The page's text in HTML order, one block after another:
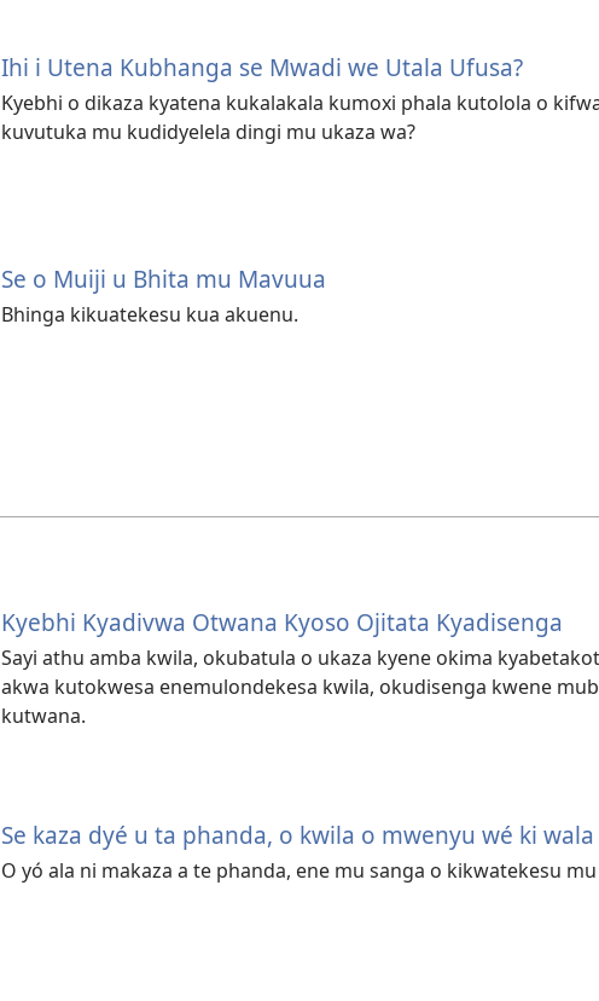
Ihi i Utena Kubhanga se Mwadi we Utala Ufusa?
Kyebhi o dikaza kyatena kukalakala kumoxi phala kutolola o
kuvutuka mu kudidyelela dingi mu ukaza wa?
Se o Muiji u Bhita mu Mavuua
Bhinga kikuatekesu kua akuenu.
Kyebhi Kyadivwa Otwana Kyoso Ojitata Kyadisenga
Sayi athu amba kwila, okubatula o ukaza kyene okima
akwa kutokwesa enemulondekesa kwila, okudisenga kwene
kutwana.
Se kaza dyé u ta phanda, o kwila o mwenyu wé ki
O yó ala ni makaza a te phanda, ene mu sanga o kikwatekesu